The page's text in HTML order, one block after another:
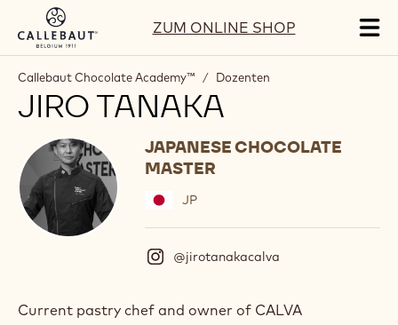
Skip to main contentZUM ONLINE SHOP
Callebaut Chocolate Academy™ / Dozenten
JIRO TANAKA
JAPANESE CHOCOLATE
MASTER
JP
@jirotanakacalva
s
Current pastry chef and owner of CALVA